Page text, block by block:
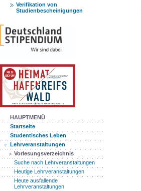
Verifikation von
Studienbescheinigungen
HAUPTMENÜ
Startseite
Studentisches Leben
Lehrveranstaltungen
Vorlesungsverzeichnis
Suche nach Lehrveranstaltungen
Heutige Lehrveranstaltungen
Heute ausfallende
Lehrveranstaltungen